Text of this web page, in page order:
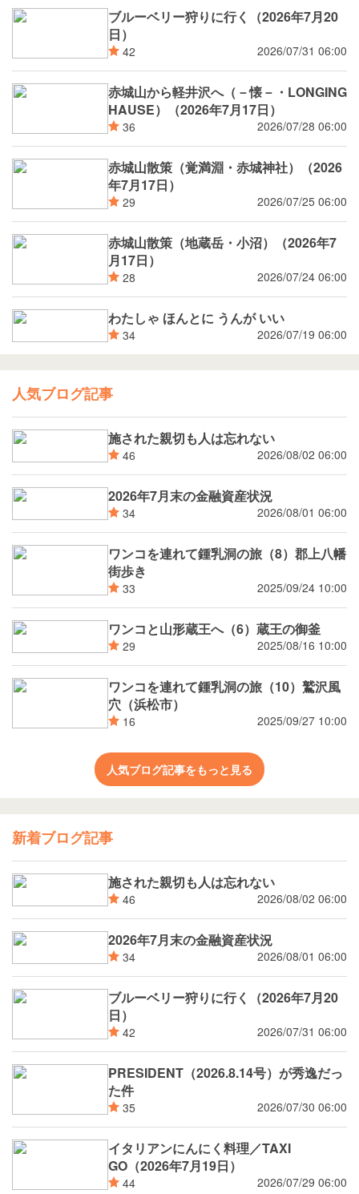
ブルーベリー狩りに行く（2026年7月20
日）
42 2026/07/31 06:00
赤城山から軽井沢へ（－懐－・LONGING
HAUSE）（2026年7月17日）
36 2026/07/28 06:00
赤城山散策（覚満淵・赤城神社）（2026
年7月17日）
29 2026/07/25 06:00
赤城山散策（地蔵岳・小沼）（2026年7
月17日）
28 2026/07/24 06:00
わたしゃ ほんとに うんが いい
34 2026/07/19 06:00
人気ブログ記事
施された親切も人は忘れない
46 2026/08/02 06:00
2026年7月末の金融資産状況
34 2026/08/01 06:00
ワンコを連れて鍾乳洞の旅（8）郡上八幡
街歩き
33 2025/09/24 10:00
ワンコと山形蔵王へ（6）蔵王の御釜
29 2025/08/16 10:00
ワンコを連れて鍾乳洞の旅（10）鷲沢風
穴（浜松市）
16 2025/09/27 10:00
人気ブログ記事をもっと見る
新着ブログ記事
施された親切も人は忘れない
46 2026/08/02 06:00
2026年7月末の金融資産状況
34 2026/08/01 06:00
ブルーベリー狩りに行く（2026年7月20
日）
42 2026/07/31 06:00
PRESIDENT（2026.8.14号）が秀逸だっ
た件
35 2026/07/30 06:00
イタリアンにんにく料理／TAXI
GO（2026年7月19日）
44 2026/07/29 06:00